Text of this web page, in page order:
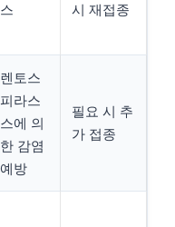
스
시 재접종
렌토스
피라스
스에 의
한 감염
예방
필요 시 추
가 접종